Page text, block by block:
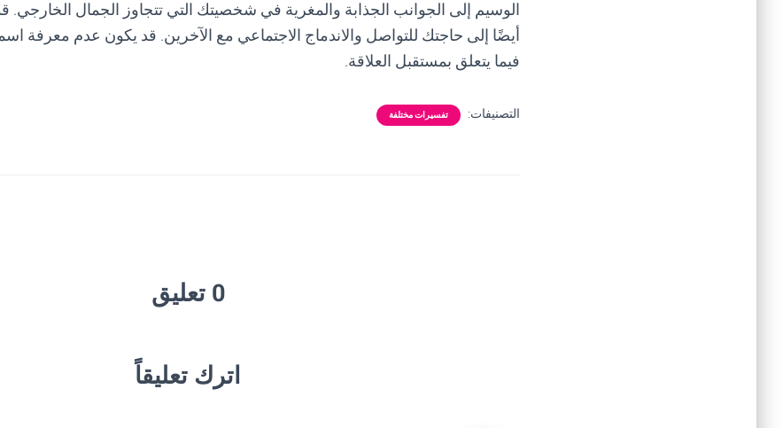
الوسيم إلى الجوانب الجذابة والمغرية في شخصيتك التي تتجاوز الجمال الخارجي.
أيضًا إلى حاجتك للتواصل والاندماج الاجتماعي مع الآخرين. قد يكون عدم معرفة
فيما يتعلق بمستقبل العلاقة.
التصنيفات: تفسيرات مختلفة
0 تعليق
اترك تعليقاً